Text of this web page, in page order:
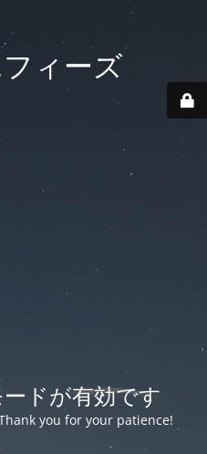
ィーズ
ドが有効です
you for your patience!